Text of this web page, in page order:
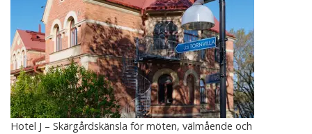
Hotel J – Skärgårdskänsla för möten, välmående och